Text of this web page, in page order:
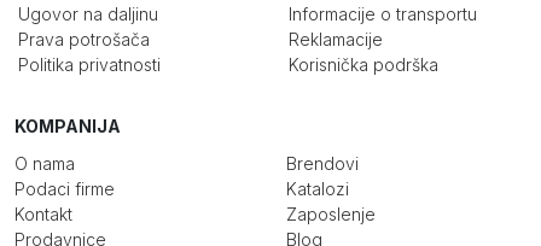
Ugovor na daljinu
Prava potrošača
Politika privatnosti
Informacije o transportu
Reklamacije
Korisnička podrška
KOMPANIJA
O nama
Podaci firme
Kontakt
Prodavnice
Brendovi
Katalozi
Zaposlenje
Blog